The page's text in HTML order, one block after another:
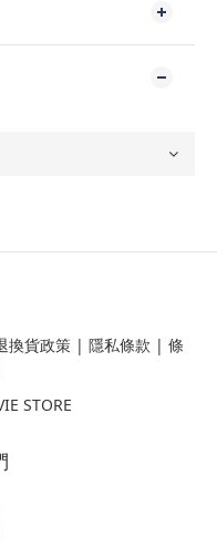
換貨政策 | 隱私條款 | 條
STORE